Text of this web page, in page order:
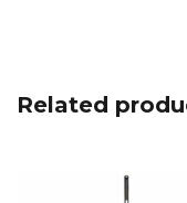
Related